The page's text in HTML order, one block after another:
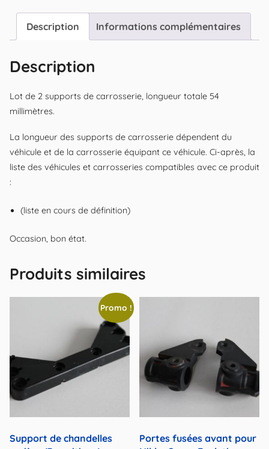
Description Informations complémentaires
Description
Lot de 2 supports de carrosserie, longueur totale 54
millimètres.
La longueur des supports de carrosserie dépendent du
véhicule et de la carrosserie équipant ce véhicule. Ci-après, la
liste des véhicules et carrosseries compatibles avec ce produit
:
(liste en cours de définition)
Occasion, bon état.
Produits similaires
Promo !
Support de chandelles
Portes fusées avant pour